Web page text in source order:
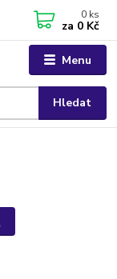
Menu
Hledat
0 ks
za 0 Kč